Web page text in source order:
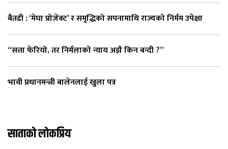
बैतडी : ‘मेघा प्रोजेक्ट’ र समृद्धिको सपनामाथि राज्यको निर्मम उपेक्षा
“सत्ता फेरियो, तर निर्मलाको न्याय अझै किन बन्दी ?”
भावी प्रधानमन्त्री बालेनलाई खुला पत्र
साताको लोकप्रिय